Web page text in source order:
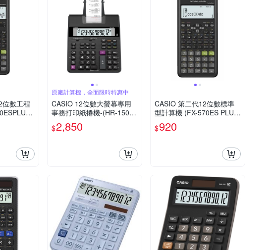
數工程
原廠計算機，全面限時特惠中
CASIO 12位數大螢幕專用
事務打印紙捲機-(HR-150R
C)
$2,850
CASIO 第二代12位數標準
型計算機 (FX-570ES PLUS-
2)
$920